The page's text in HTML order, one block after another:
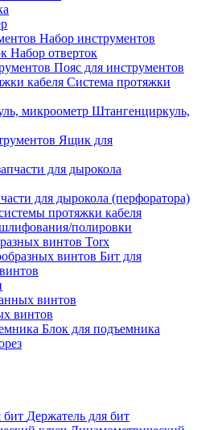
Набор инструментов
Набор отверток
Пояс для инструментов
Система протяжки
Штангенциркуль,
Ящик для
для дырокола (перфоратора)
протяжки кабеля
полировки
винтов Torx
Бит для
винтов
винтов
Блок для подъемника
Держатель для бит